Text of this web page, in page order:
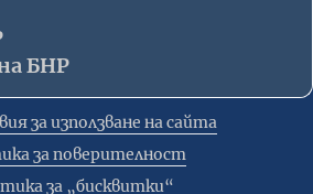
БНР
за използване на сайта
за поверителност
за „бисквитки“